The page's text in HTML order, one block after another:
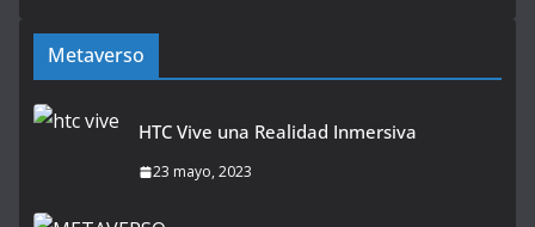
Metaverso
HTC Vive una Realidad Inmersiva
23 mayo, 2023